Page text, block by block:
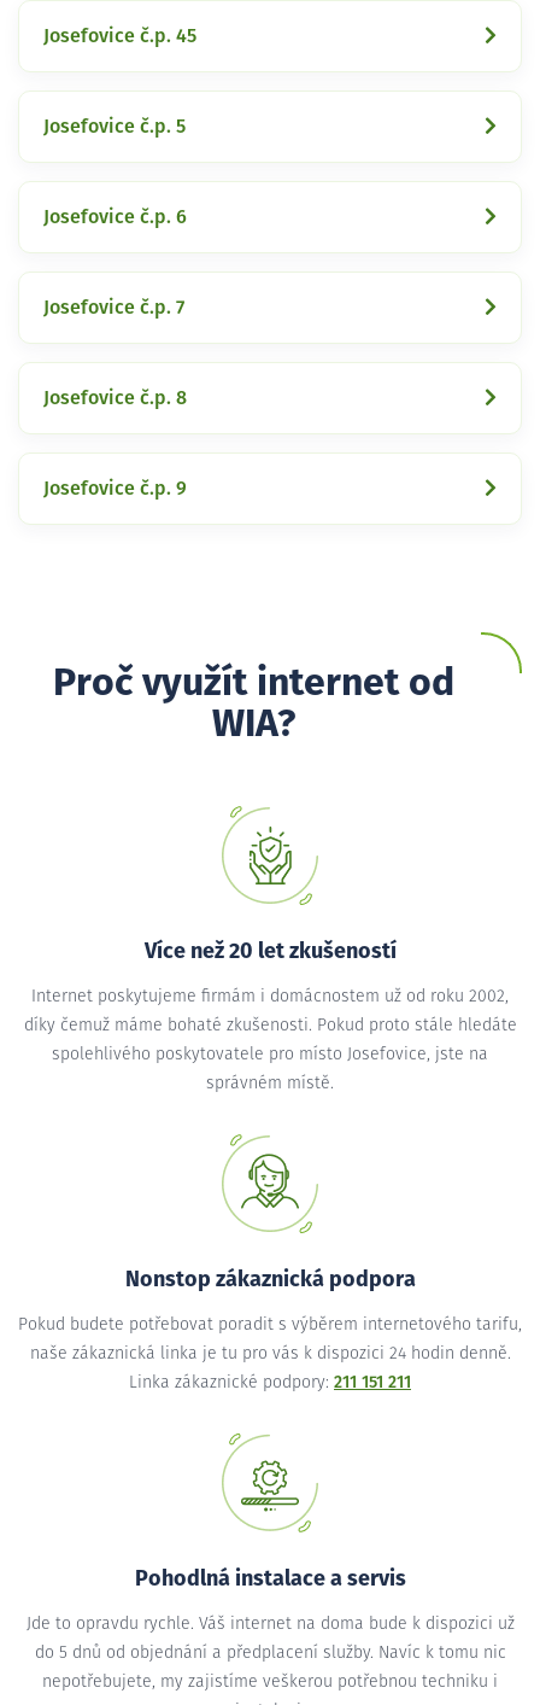
Josefovice č.p. 45
Josefovice č.p. 5
Josefovice č.p. 6
Josefovice č.p. 7
Josefovice č.p. 8
Josefovice č.p. 9
Proč využít internet od
WIA?
Více než 20 let zkušeností
Internet poskytujeme firmám i domácnostem už od roku 2002,
díky čemuž máme bohaté zkušenosti. Pokud proto stále hledáte
spolehlivého poskytovatele pro místo Josefovice, jste na
správném místě.
Nonstop zákaznická podpora
Pokud budete potřebovat poradit s výběrem internetového tarifu,
naše zákaznická linka je tu pro vás k dispozici 24 hodin denně.
Linka zákaznické podpory: 211 151 211
Pohodlná instalace a servis
Jde to opravdu rychle. Váš internet na doma bude k dispozici už
do 5 dnů od objednání a předplacení služby. Navíc k tomu nic
nepotřebujete, my zajistíme veškerou potřebnou techniku i